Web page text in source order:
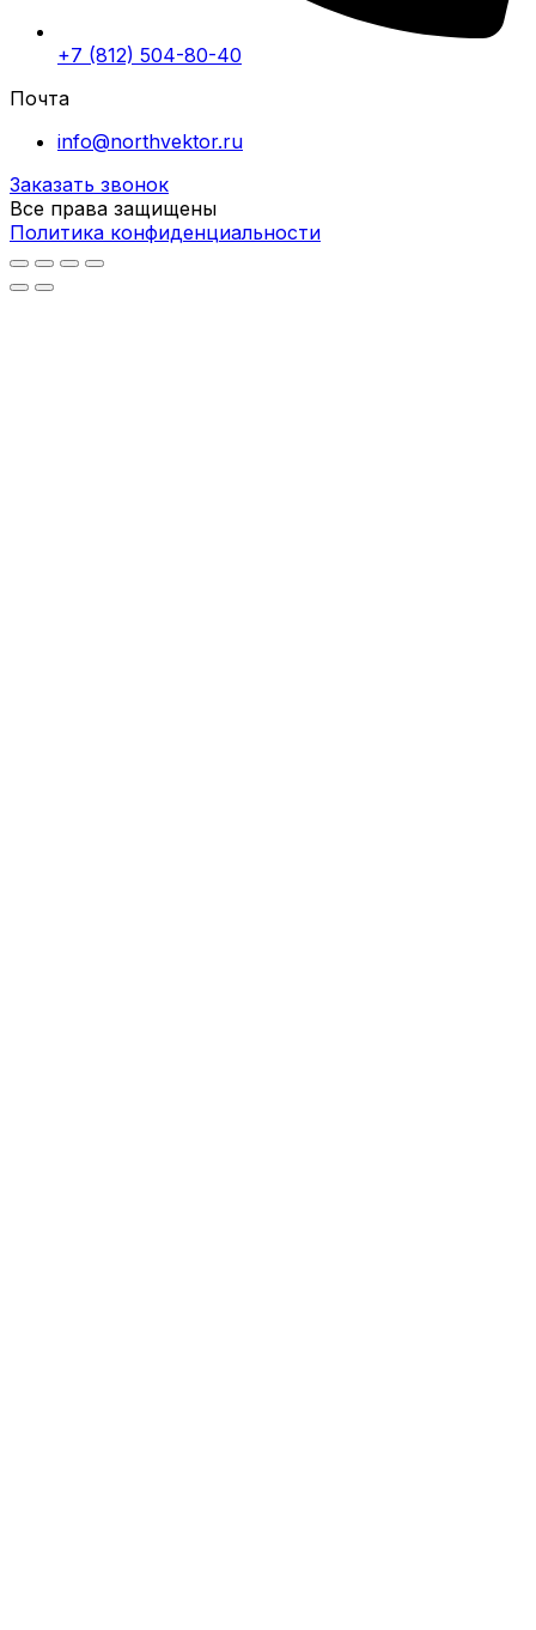
+7 (812) 504-80-40
Почта
info@northvektor.ru
Заказать звонок
Все права защищены
Политика конфиденциальности